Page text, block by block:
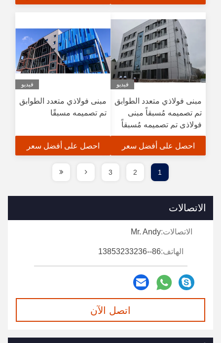
فيديو
مبنى فولاذي متعدد الطوابق
تم تصميمه مُسبقاً مبنى
فولاذي تم تصميمه مُسبقاً
احصل على أفضل سعر
فيديو
مبنى فولاذي متعدد الطوابق
تم تصميمه مسبقًا
احصل على أفضل سعر
1
2
3
الاتصالات
الاتصالات:Mr. Andy
الهاتف:86--13853233236
اتصل الآن